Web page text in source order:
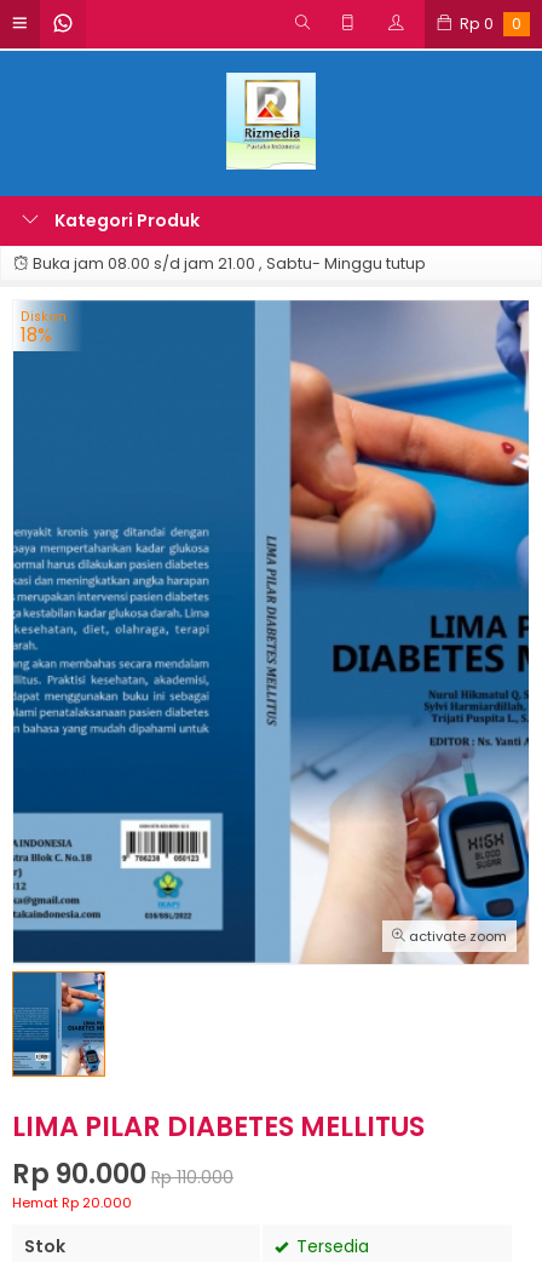
Rp 0 0
Kategori Produk
Buka jam 08.00 s/d jam 21.00 , Sabtu- Minggu tutup
activate zoom
Diskon
18%
LIMA PILAR DIABETES MELLITUS
Rp 90.000 Rp 110.000
Hemat Rp 20.000
Stok
Tersedia